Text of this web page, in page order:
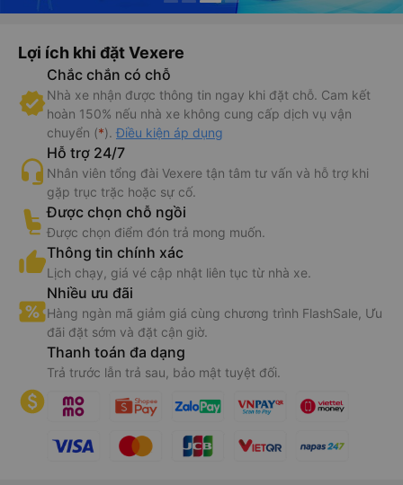
Lợi ích khi đặt Vexere
Chắc chắn có chỗ
Nhà xe nhận được thông tin ngay khi đặt chỗ. Cam kết
hoàn 150% nếu nhà xe không cung cấp dịch vụ vận
chuyển (*). Điều kiện áp dụng
Hỗ trợ 24/7
Nhân viên tổng đài Vexere tận tâm tư vấn và hỗ trợ khi
gặp trục trặc hoặc sự cố.
Được chọn chỗ ngồi
Được chọn điểm đón trả mong muốn.
Thông tin chính xác
Lịch chạy, giá vé cập nhật liên tục từ nhà xe.
Nhiều ưu đãi
Hàng ngàn mã giảm giá cùng chương trình FlashSale, Ưu
đãi đặt sớm và đặt cận giờ.
Thanh toán đa dạng
Trả trước lẫn trả sau, bảo mật tuyệt đối.